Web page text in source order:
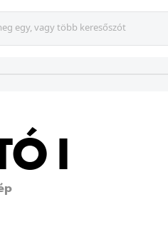
I
egy, vagy több keresőszót